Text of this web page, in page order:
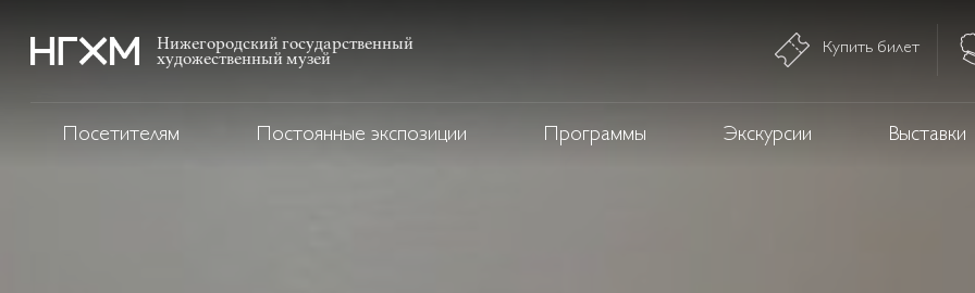
Нижегородский государственный
художественный музей
Купить билет
Посетителям Постоянные экспозиции Программы Экскурсии Выставки